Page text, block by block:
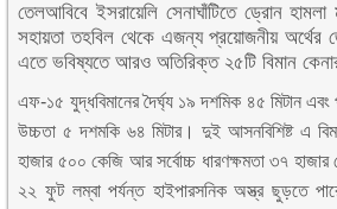
তেলআবিবে ইসরায়েলি সেনাঘাঁটিতে ড্রোন হামলা
সহায়তা তহবিল থেকে এজন্য প্রয়োজনীয় অর্থের
এতে ভবিষ্যতে আরও অতিরিক্ত ২৫টি বিমান
এফ-১৫ যুদ্ধবিমানের দৈর্ঘ্য ১৯ দশমিক ৪৫ মিটান
উচ্চতা ৫ দশমকি ৬৪ মিটার। দুই আসনবিশিষ্ট এ
হাজার ৫০০ কেজি আর সর্বোচ্চ ধারণক্ষমতা ৩৭
২২ ফুট লম্বা পর্যন্ত হাইপারসনিক অস্ত্র ছুড়তে